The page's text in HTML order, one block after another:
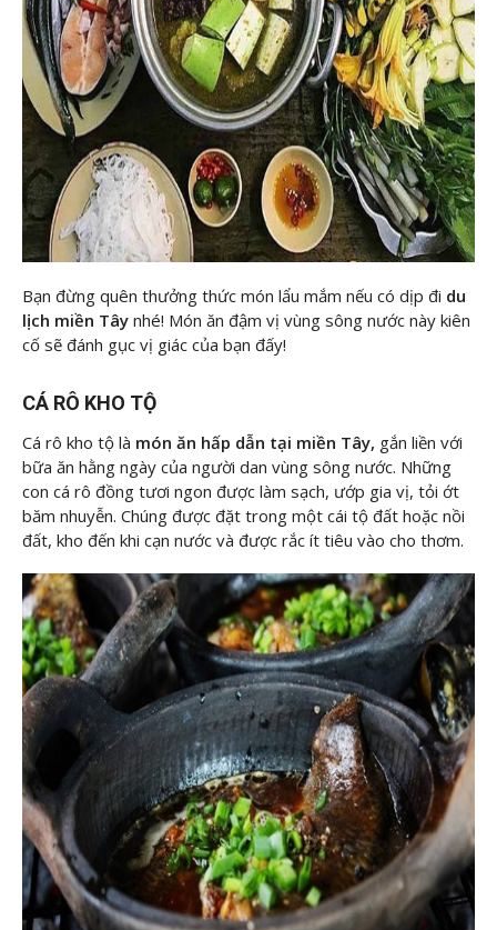
Bạn đừng quên thưởng thức món lẩu mắm nếu có dịp đi du
lịch miền Tây nhé! Món ăn đậm vị vùng sông nước này kiên
cố sẽ đánh gục vị giác của bạn đấy!
CÁ RÔ KHO TỘ
Cá rô kho tộ là món ăn hấp dẫn tại miền Tây, gắn liền với
bữa ăn hằng ngày của người dan vùng sông nước. Những
con cá rô đồng tươi ngon được làm sạch, ướp gia vị, tỏi ớt
băm nhuyễn. Chúng được đặt trong một cái tộ đất hoặc nồi
đất, kho đến khi cạn nước và được rắc ít tiêu vào cho thơm.